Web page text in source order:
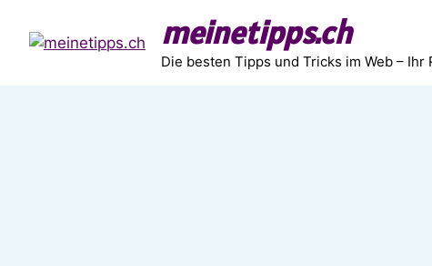
Inhalt
springen
meinetipps.ch
Die besten Tipps und Tricks im Web – Ihr